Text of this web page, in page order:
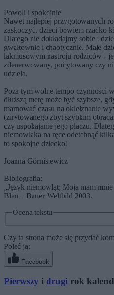
Powoli i spokojnie
Nawet najlepiej przygotowanych
zaskoczyć, dzieci bowiem rzadko
Dlatego nie dokładajmy sobie i
gwałtownie i chaotycznie. Małe
lakmusowym nastroju rodziców -
zdenerwowany, poirytowany czy
udziela.
Poza tym wolne tempo czynności
dłuższą metę może być szybsze,
marnować czasu na okiełznanie
(zirytowanego zbyt szybkim
czy uspokajanie jego płaczu.
niemowlaka na ręce odetchnąć
to spokojne dziecko!
Joanna Górnisiewicz
Bibliografia:
„Język niemowląt; Moja mam
Blau – Bauer-Weltbild 2003.
Ocena tekstu
Czy ta strona może się przydać
Poleć ją:
Facebook
Pierwszy i drugi rok